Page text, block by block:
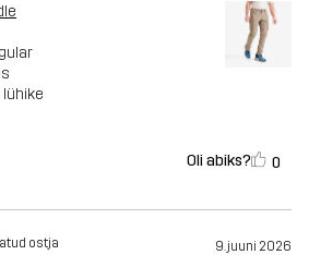
lühike
Oli abiks? 0
ostja 9. juuni 2026